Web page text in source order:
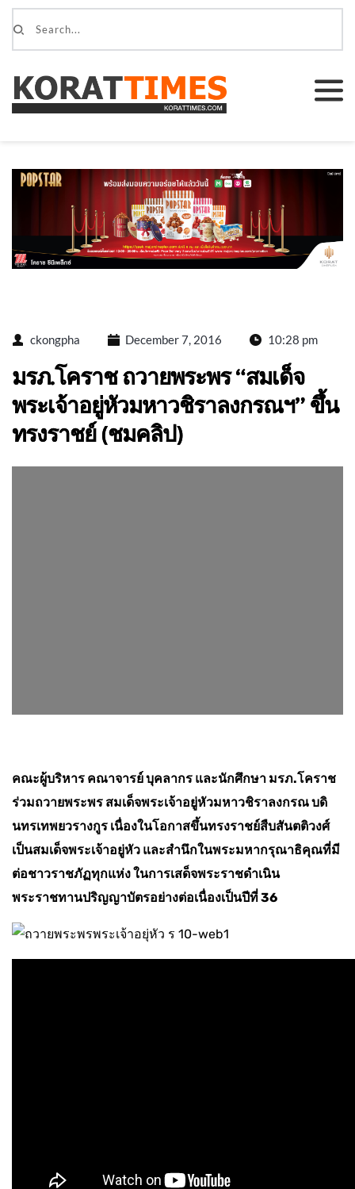
ckongpha December 7, 2016 10:28 pm
มรภ.โคราช ถวายพระพร “สมเด็จ
พระเจ้าอยู่หัวมหาวชิราลงกรณฯ” ขึ้น
ทรงราชย์ (ชมคลิป)
คณะผู้บริหาร คณาจารย์ บุคลากร และนักศึกษา มรภ.โคราช
ร่วมถวายพระพร สมเด็จพระเจ้าอยู่หัวมหาวชิราลงกรณ บดิ
นทรเทพยวรางกูร เนื่องในโอกาสขึ้นทรงราชย์สืบสันตติวงศ์
เป็นสมเด็จพระเจ้าอยู่หัว และสำนึกในพระมหากรุณาธิคุณที่มี
ต่อชาวราชภัฏทุกแห่ง ในการเสด็จพระราชดำเนิน
พระราชทานปริญญาบัตรอย่างต่อเนื่องเป็นปีที่ 36